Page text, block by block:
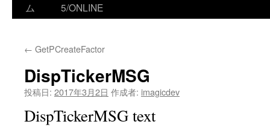
ム
5/ONLINE
← GetPCreateFactor
DispTickerMSG
投稿日: 2017年3月2日 作成者: imagicdev
DispTickerMSG text